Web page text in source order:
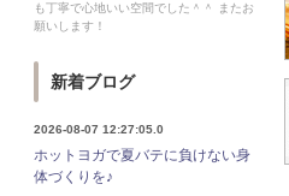
も丁寧で心地いい空間でした＾＾ またお
願いします！
新着ブログ
2026-08-07 12:27:05.0
ホットヨガで夏バテに負けない身
体づくりを♪